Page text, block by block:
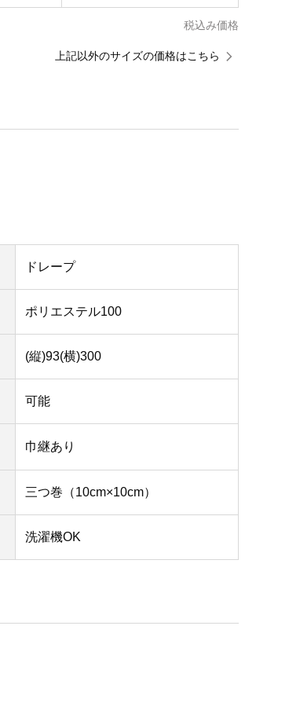
税込み価格
上記以外のサイズの価格はこちら
ドレープ
ポリエステル100
(縦)93(横)300
可能
巾継あり
三つ巻（10cm×10cm）
洗濯機OK